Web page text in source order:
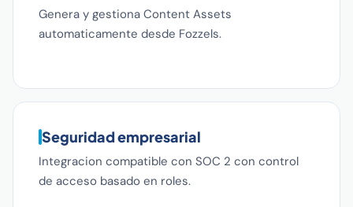
Genera y gestiona Content Assets
automaticamente desde Fozzels.
Seguridad empresarial
Integracion compatible con SOC 2 con control
de acceso basado en roles.